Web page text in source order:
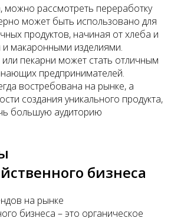
можно рассмотреть переработку
может быть использовано для
продуктов, начиная от хлеба и
и макаронными изделиями.
пекарни может стать отличным
предпринимателей.
востребована на рынке, а
создания уникального продукта,
большую аудиторию
бизнеса
на рынке
бизнеса – это органическое